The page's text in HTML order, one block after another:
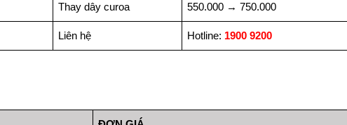
Thay dây curoa 550.000 → 750.000
Liên hệ Hotline: 1900 9200